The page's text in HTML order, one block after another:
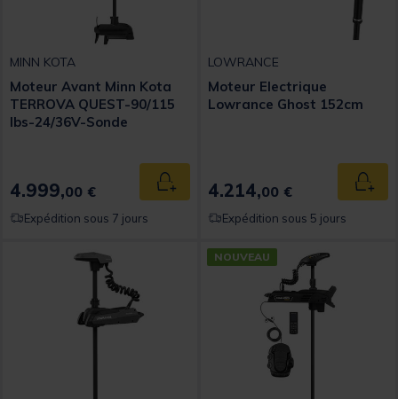
MINN KOTA
Moteur Avant Minn Kota
TERROVA QUEST-90/115
lbs-24/36V-Sonde
4.999,00 € Ajouter au panier
Expédition sous 7 jours
LOWRANCE
Moteur Electrique
Lowrance Ghost 152cm
4.214,00 €
Expédition sous 5 jours
NOUVEAU